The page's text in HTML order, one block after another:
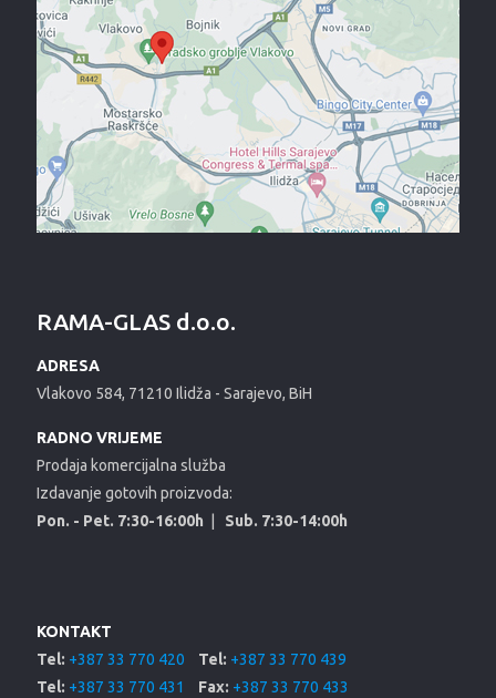
RAMA-GLAS d.o.o.
ADRESA
Vlakovo 584, 71210 Ilidža - Sarajevo, BiH
RADNO VRIJEME
Prodaja komercijalna služba
Izdavanje gotovih proizvoda:
Pon. - Pet. 7:30-16:00h
Sub. 7:30-14:00h
KONTAKT
Tel: +387 33 770 420 Tel: +387 33 770 439
Tel: +387 33 770 431 Fax: +387 33 770 433